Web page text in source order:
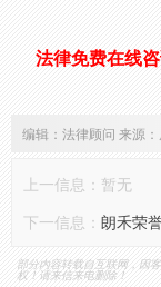
法律免费在线
编辑：法律顾问 来源
上一信息：暂无
下一信息： 朗禾荣
部分内容转载自互联网，因
权！请来信来电删除！